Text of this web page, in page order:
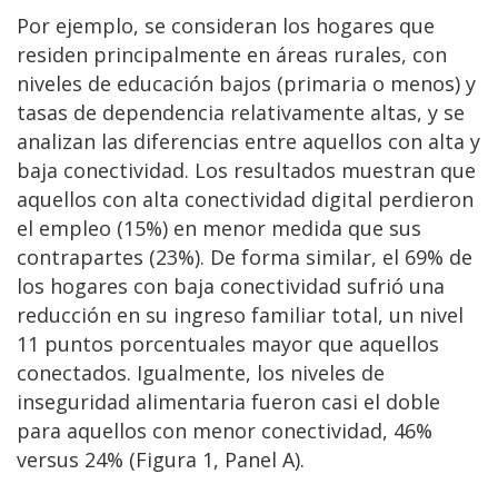
Por ejemplo, se consideran los hogares que
residen principalmente en áreas rurales, con
niveles de educación bajos (primaria o menos) y
tasas de dependencia relativamente altas, y se
analizan las diferencias entre aquellos con alta y
baja conectividad. Los resultados muestran que
aquellos con alta conectividad digital perdieron
el empleo (15%) en menor medida que sus
contrapartes (23%). De forma similar, el 69% de
los hogares con baja conectividad sufrió una
reducción en su ingreso familiar total, un nivel
11 puntos porcentuales mayor que aquellos
conectados. Igualmente, los niveles de
inseguridad alimentaria fueron casi el doble
para aquellos con menor conectividad, 46%
versus 24% (Figura 1, Panel A).